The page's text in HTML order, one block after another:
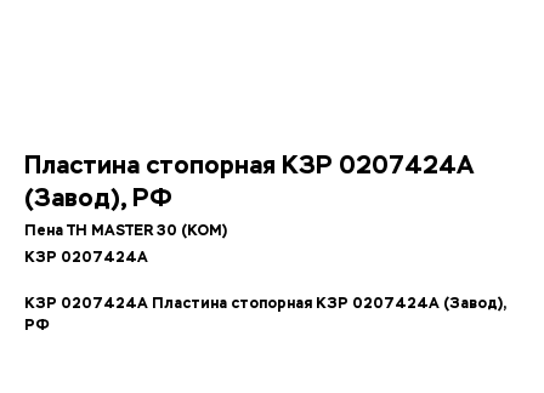
Пластина стопорная КЗР 0207424А
(Завод), РФ
Пена TH MASTER 30 (КОМ)
КЗР 0207424А
КЗР 0207424А Пластина стопорная КЗР 0207424А (Завод),
РФ